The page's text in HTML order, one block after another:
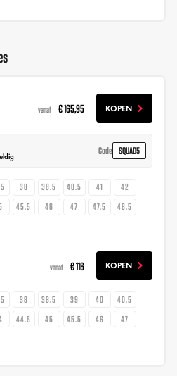
vanaf € 165,95 KOPEN
Code SQUAD5
38 38.5 40.5 41
42
45.5 46 47 47.5 48.5
vanaf € 116 KOPEN
38 38.5 39 40
40.5
44.5 45 45.5 46
47